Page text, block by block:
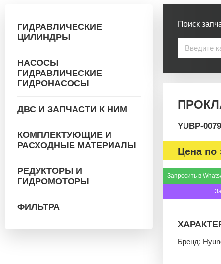
ГИДРАВЛИЧЕСКИЕ
ЦИЛИНДРЫ
НАСОСЫ
ГИДРАВЛИЧЕСКИЕ
ГИДРОНАСОСЫ
ДВС И ЗАПЧАСТИ К НИМ
КОМПЛЕКТУЮЩИЕ И
РАСХОДНЫЕ МАТЕРИАЛЫ
РЕДУКТОРЫ И
ГИДРОМОТОРЫ
ФИЛЬТРА
Поиск
YUBP-
Цена по
Запросить в
Бренд: